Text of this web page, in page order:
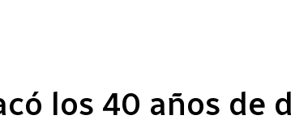
los 40 años de